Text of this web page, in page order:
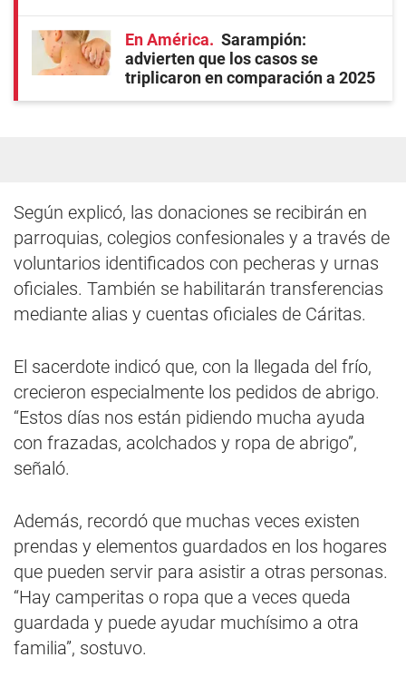
En América
Sarampión:
advierten que los casos se
triplicaron en comparación a 2025
Según explicó, las donaciones se recibirán en
parroquias, colegios confesionales y a través de
voluntarios identificados con pecheras y urnas
oficiales. También se habilitarán transferencias
mediante alias y cuentas oficiales de Cáritas.
El sacerdote indicó que, con la llegada del frío,
crecieron especialmente los pedidos de abrigo.
“Estos días nos están pidiendo mucha ayuda
con frazadas, acolchados y ropa de abrigo”,
señaló.
Además, recordó que muchas veces existen
prendas y elementos guardados en los hogares
que pueden servir para asistir a otras personas.
“Hay camperitas o ropa que a veces queda
guardada y puede ayudar muchísimo a otra
familia”, sostuvo.